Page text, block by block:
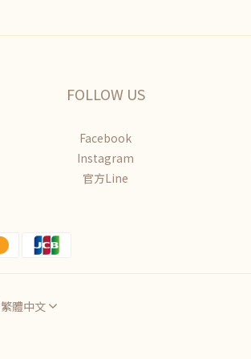
FOLLOW US
Facebook
Instagram
官方Line
繁體中文